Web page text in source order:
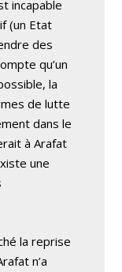
incapable
(un Etat
des
qu’un
la
de lutte
dans le
à Arafat
une
la reprise
n’a